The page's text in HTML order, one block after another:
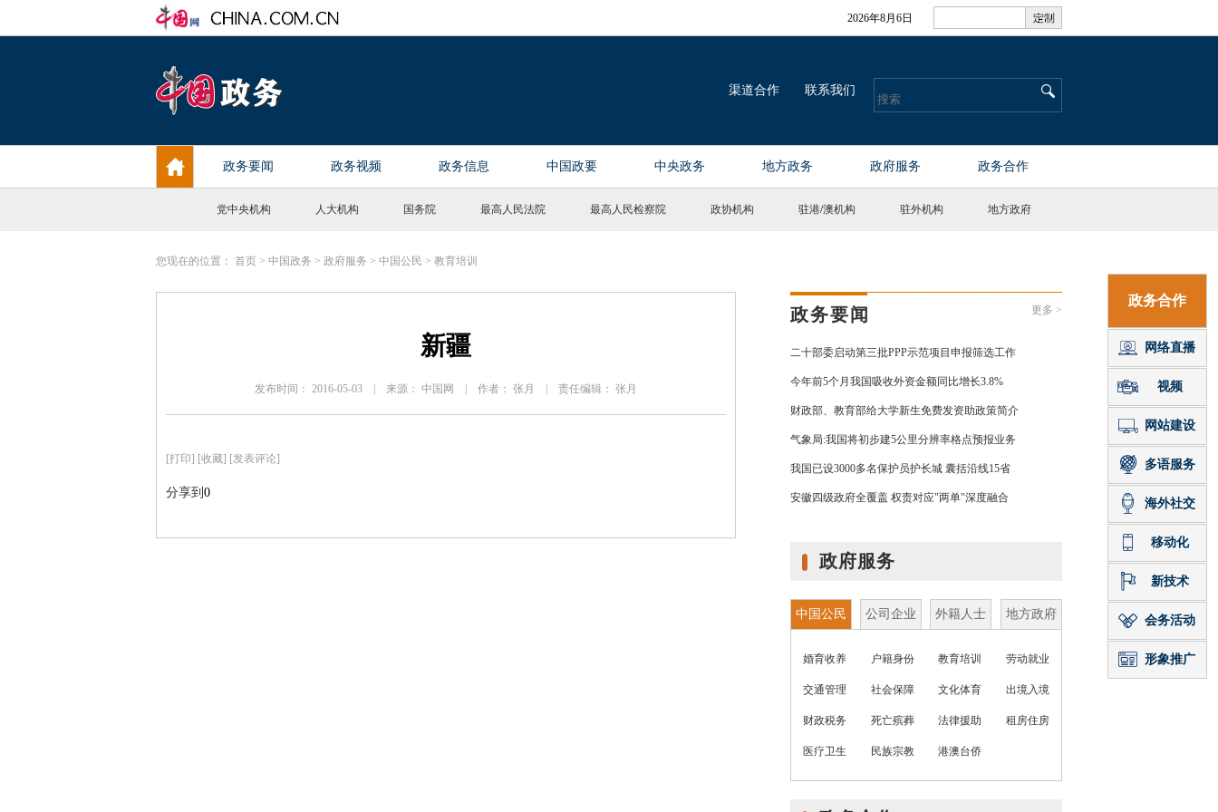
党中央机构 人大机构 国务院 最高人民法院 最高人民检察院 政协机构 驻港/澳机构 驻外机构 地方政府
您现在的位置： 首页 > 中国政务 > 政府服务 > 中国公民 > 教育培训
新疆
发布时间： 2016-05-03 | 来源： 中国网 | 作者： 张月 | 责任编辑： 张月
[打印] [收藏] [发表评论]
分享到 0
政务要闻 更多 >
二十部委启动第三批PPP示范项目申报筛选工作
今年前5个月我国吸收外资金额同比增长3.8%
财政部、教育部给大学新生免费发资助政策简介
气象局:我国将初步建5公里分辨率格点预报业务
我国已设3000多名保护员护长城 囊括沿线15省
安徽四级政府全覆盖 权责对应"两单"深度融合
政府服务
中国公民 公司企业 外籍人士 地方政府
婚育收养 户籍身份 教育培训 劳动就业
交通管理 社会保障 文化体育 出境入境
财政税务 死亡殡葬 法律援助 租房住房
医疗卫生 民族宗教 港澳台侨